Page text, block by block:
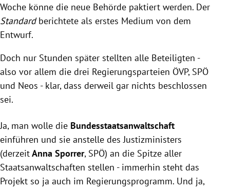
Woche könne die neue Behörde paktiert werden. Der
Standardberichtete als erstes Medium von dem
Entwurf.
Doch nur Stunden später stellten alle Beteiligten -
also vor allem die drei Regierungsparteien ÖVP, SPÖ
und Neos - klar, dass derweil gar nichts beschlossen
sei.
Ja, man wolle die Bundesstaatsanwaltschaft
einführen und sie anstelle des Justizministers
(derzeitAnna Sporrer, SPÖ) an die Spitze aller
Staatsanwaltschaften stellen - immerhin steht das
Projekt so ja auch im Regierungsprogramm. Und ja,